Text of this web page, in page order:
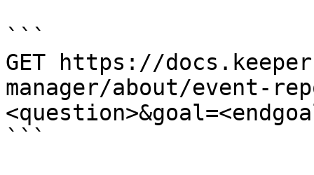
```
GET https://
manager/about/event-
```